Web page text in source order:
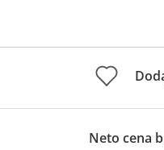
Neto cena